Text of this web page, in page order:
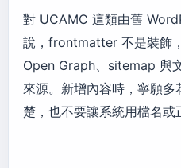
對 UCAMC 這類由舊
說，frontmatter 不是裝飾
Open Graph、sitemap 與
來源。新增內容時，寧願
楚，也不要讓系統用檔名或